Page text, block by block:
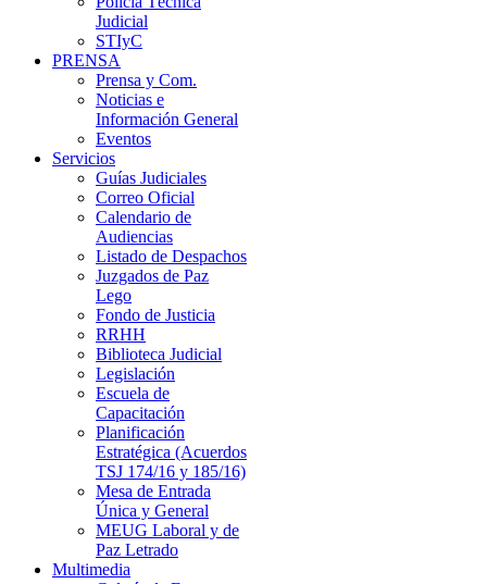
Judicial
STIyC
PRENSA
Prensa y Com.
Noticias e
Información General
Eventos
Servicios
Guías Judiciales
Correo Oficial
Calendario de
Audiencias
Listado de Despachos
Juzgados de Paz
Lego
Fondo de Justicia
RRHH
Biblioteca Judicial
Legislación
Escuela de
Capacitación
Planificación
Estratégica (Acuerdos
TSJ 174/16 y 185/16)
Mesa de Entrada
Única y General
MEUG Laboral y de
Paz Letrado
Multimedia